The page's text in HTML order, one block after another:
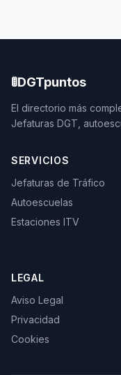
🚦DGTpuntos
El directorio más
Jefaturas DGT,
SERVICIOS
Jefaturas de Tráfico
Autoescuelas
Estaciones ITV
LEGAL
Aviso Legal
Privacidad
Cookies